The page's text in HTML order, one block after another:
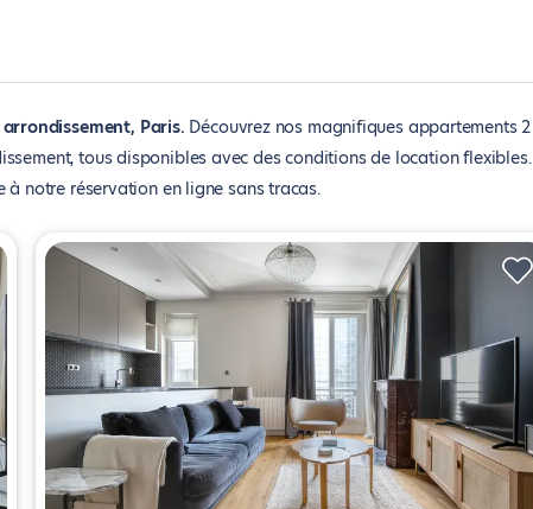
Paris Découvrez nos magnifiques appartements 2
tous disponibles avec des conditions de location flexibles.
notre réservation en ligne sans tracas.